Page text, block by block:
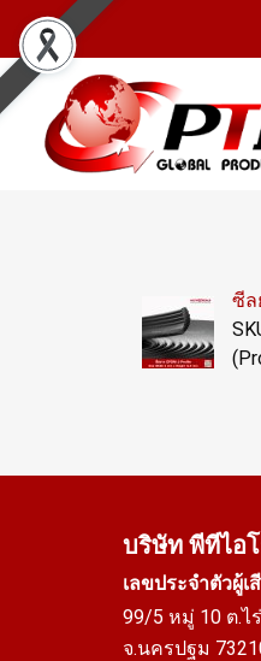
ซีล
บริษัท พีทีไอ
เลขประจำตัวผู้เ
99/5 หมู่ 10 ต.ไ
จ.นครปฐม